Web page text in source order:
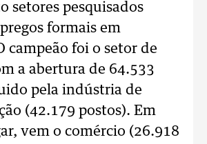
setores pesquisados
formais em
campeão foi o setor de
a abertura de 64.533
pela indústria de
(42.179 postos). Em
vem o comércio (26.918